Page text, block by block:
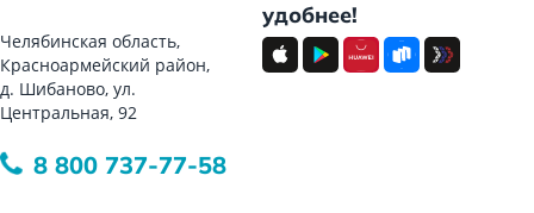
Челябинская область,
Красноармейский район,
д. Шибаново, ул.
Центральная, 92
8 800 737-77-58
удобнее!